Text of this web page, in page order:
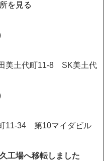
を見る
美土代町11-8 SK美土代
11-34 第10マイダビル
工場へ移転しました